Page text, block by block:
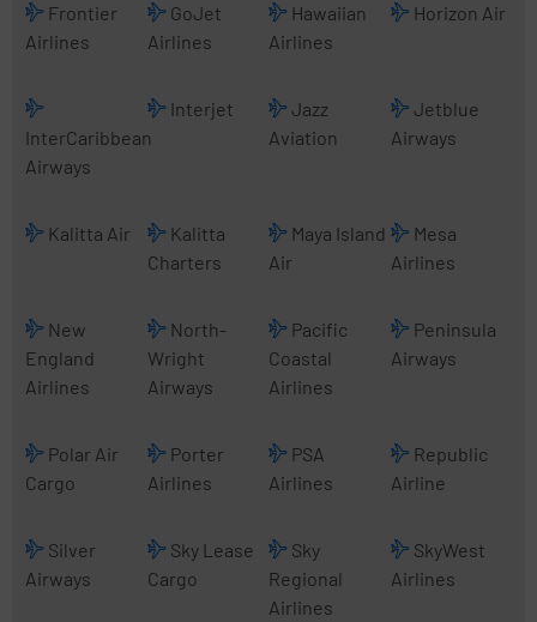
Frontier
Airlines
GoJet
Airlines
Hawaiian
Airlines
Horizon Air
InterCaribbean
Airways
Interjet
Jazz
Aviation
Jetblue
Airways
Kalitta Air
Kalitta
Charters
Maya Island
Air
Mesa
Airlines
New
England
Airlines
North-
Wright
Airways
Pacific
Coastal
Airlines
Peninsula
Airways
Polar Air
Cargo
Porter
Airlines
PSA
Airlines
Republic
Airline
Silver
Airways
Sky Lease
Cargo
Sky
Regional
Airlines
SkyWest
Airlines